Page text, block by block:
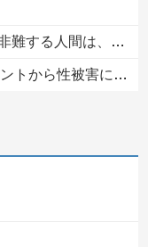
誰の命を守りたいのか」
ことが発覚してしまう・・・
食う中国人の子供